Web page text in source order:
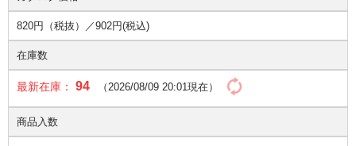
820円（税抜）／902円(税込)
在庫数
最新在庫： 94 （2026/08/09 20:01現在）
商品入数